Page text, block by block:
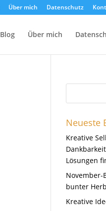
Über mich Datenschutz
Blog Über mich
Neueste
Kreative
Lösungen
November-
bunter
Kreative